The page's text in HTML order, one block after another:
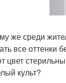
же среди
все оттенки
цвет
культ?